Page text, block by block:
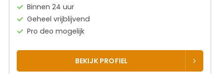
Binnen 24 uur
Geheel vrijblijvend
Pro deo mogelijk
BEKIJK PROFIEL